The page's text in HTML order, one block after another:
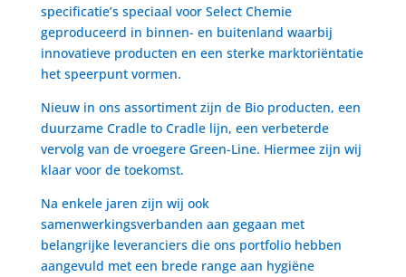
specificatie’s speciaal voor Select Chemie
geproduceerd in binnen- en buitenland waarbij
innovatieve producten en een sterke marktoriëntatie
het speerpunt vormen.
Nieuw in ons assortiment zijn de Bio producten, een
duurzame Cradle to Cradle lijn, een verbeterde
vervolg van de vroegere Green-Line. Hiermee zijn wij
klaar voor de toekomst.
Na enkele jaren zijn wij ook
samenwerkingsverbanden aan gegaan met
belangrijke leveranciers die ons portfolio hebben
aangevuld met een brede range aan hygiëne